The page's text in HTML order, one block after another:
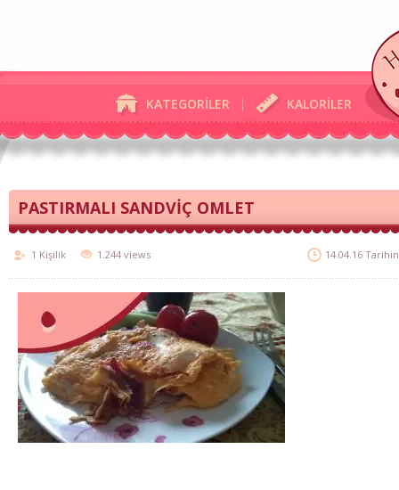
KATEGORİLER KALORİLER
PASTIRMALI SANDVİÇ OMLET
1 Kişilik 1.244 views 14.04.16